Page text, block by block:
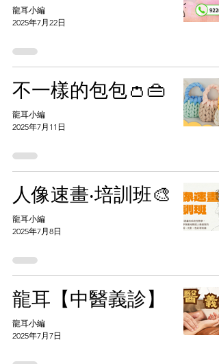
龍耳小編
2025年7月22日
不一樣的包包👛👜
龍耳小編
2025年7月11日
人像速畫‧培訓班🎨
龍耳小編
2025年7月8日
龍耳【中醫義診】
龍耳小編
2025年7月7日